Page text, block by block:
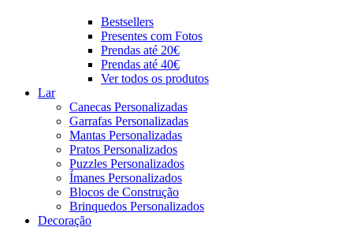
Bestsellers
Presentes com Fotos
Prendas até 20€
Prendas até 40€
Ver todos os produtos
Lar
Canecas Personalizadas
Garrafas Personalizadas
Mantas Personalizadas
Pratos Personalizados
Puzzles Personalizados
Ímanes Personalizados
Blocos de Construção
Brinquedos Personalizados
Decoração